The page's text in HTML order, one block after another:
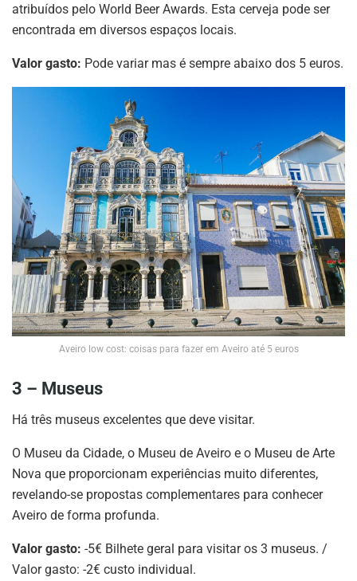
atribuídos pelo World Beer Awards. Esta cerveja pode ser
encontrada em diversos espaços locais.
Valor gasto: Pode variar mas é sempre abaixo dos 5 euros.
Aveiro low cost: coisas para fazer em Aveiro até 5 euros
3 – Museus
Há três museus excelentes que deve visitar.
O Museu da Cidade, o Museu de Aveiro e o Museu de Arte
Nova que proporcionam experiências muito diferentes,
revelando-se propostas complementares para conhecer
Aveiro de forma profunda.
Valor gasto: -5€ Bilhete geral para visitar os 3 museus. /
Valor gasto: -2€ custo individual.